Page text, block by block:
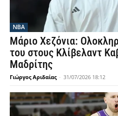
NBA
Μάριο Χεζόνια:
του στους Κλίβελαντ
Μαδρίτης
Γιώργος Αριδαίας - 31/07/2026 18:12